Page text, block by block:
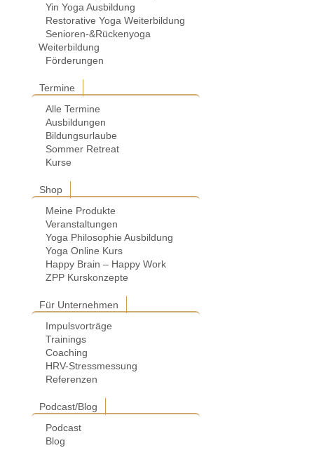
Yin Yoga Ausbildung
Restorative Yoga Weiterbildung
Senioren-&Rückenyoga
Weiterbildung
Förderungen
Termine
Alle Termine
Ausbildungen
Bildungsurlaube
Sommer Retreat
Kurse
Shop
Meine Produkte
Veranstaltungen
Yoga Philosophie Ausbildung
Yoga Online Kurs
Happy Brain – Happy Work
ZPP Kurskonzepte
Für Unternehmen
Impulsvorträge
Trainings
Coaching
HRV-Stressmessung
Referenzen
Podcast/Blog
Podcast
Blog